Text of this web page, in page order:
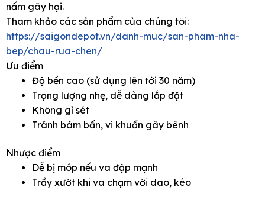
nấm gây hại.
Tham khảo các sản phẩm của chúng tôi:
https://saigondepot.vn/danh-muc/san-pham-nha-
bep/chau-rua-chen/
Ưu điểm
Độ bền cao (sử dụng lên tới 30 năm)
Trọng lượng nhẹ, dễ dàng lắp đặt
Không gỉ sét
Tránh bám bẩn, vi khuẩn gây bênh
Nhược điểm
Dễ bị móp nếu va đập mạnh
Trầy xướt khi va chạm với dao, kéo